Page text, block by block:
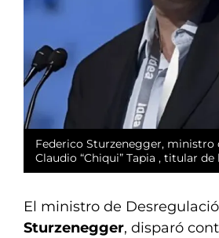
Federico Sturzenegger, ministro
Claudio “Chiqui” Tapia , titular de
El ministro de
Sturzenegger, disparó